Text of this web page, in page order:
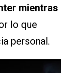
mientras
lo que
personal.